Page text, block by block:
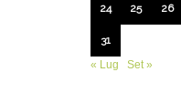
24 25 26
31
« Lug
Set »